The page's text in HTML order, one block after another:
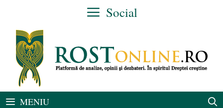
conținut
Social
MENIU